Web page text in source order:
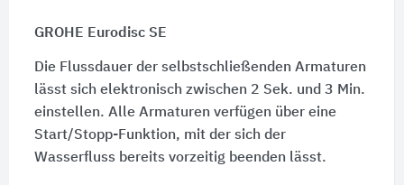
GROHE Eurodisc SE
Die Flussdauer der selbstschließenden Armaturen
lässt sich elektronisch zwischen 2 Sek. und 3 Min.
einstellen. Alle Armaturen verfügen über eine
Start/Stopp-Funktion, mit der sich der
Wasserfluss bereits vorzeitig beenden lässt.